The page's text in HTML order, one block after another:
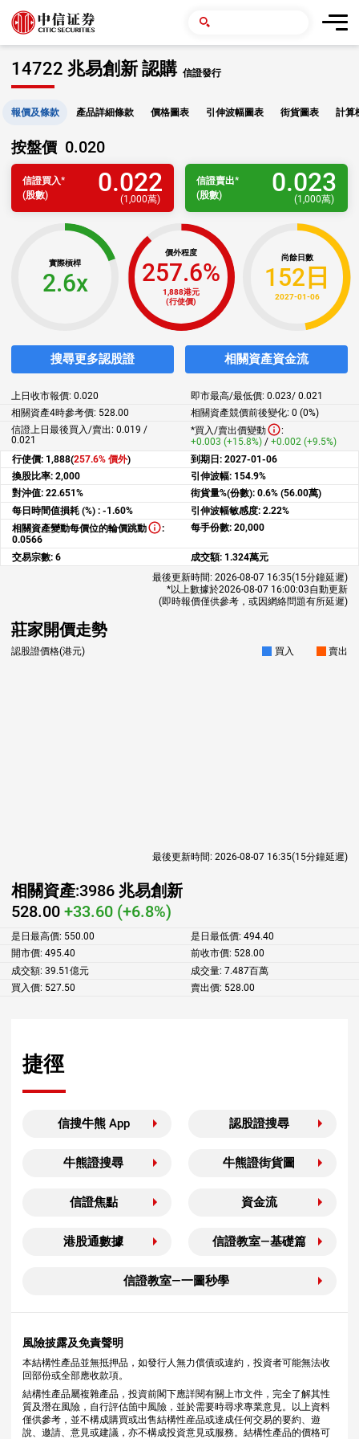
14722 兆易創新 認購 信證發行
報價及條款 產品詳細條款 價格圖表 引伸波幅圖表 街貨圖表 計算
按盤價 0.020
信證買入*
(股數)
0.022
(1,000萬)
信證賣出*
(股數)
0.023
(1,000萬)
實際槓桿
2.6x
價外程度
257.6%
1,888港元
(行使價)
尚餘日數
152日
2027-01-06
搜尋更多認股證 相關資產資金流
上日收市報價: 0.020 即市最高/最低價: 0.023/ 0.021
相關資產4時參考價: 528.00 相關資產競價前後變化: 0 (0%)
信證上日最後買入/賣出: 0.019 /
0.021
*買入/賣出價變動
:
+0.003 (+15.8%) / +0.002 (+9.5%)
行使價: 1,888(257.6% 價外) 到期日: 2027-01-06
換股比率: 2,000 引伸波幅: 154.9%
對沖值: 22.651% 街貨量%(份數): 0.6% (56.00萬)
每日時間值損耗 (%) : -1.60% 引伸波幅敏感度: 2.22%
相關資產變動每價位的輪價跳動
:
0.0566
每手份數: 20,000
交易宗數: 6 成交額: 1.324萬元
最後更新時間: 2026-08-07 16:35(15分鐘延遲)
*以上數據於2026-08-07 16:00:03自動更新
(即時報價僅供參考，或因網絡問題有所延遲)
莊家開價走勢
認股證價格(港元) 買入 賣出
最後更新時間: 2026-08-07 16:35(15分鐘延遲)
相關資產:3986 兆易創新
528.00 +33.60 (+6.8%)
是日最高價: 550.00 是日最低價: 494.40
開市價: 495.40 前收市價: 528.00
成交額: 39.51億元 成交量: 7.487百萬
買入價: 527.50 賣出價: 528.00
捷徑
信搜牛熊 App 認股證搜尋
牛熊證搜尋 牛熊證街貨圖
信證焦點 資金流
港股通數據 信證教室—基礎篇
信證教室—一圖秒學
風險披露及免責聲明
本結構性產品並無抵押品，如發行人無力償債或違約，投資者可能無法收
回部份或全部應收款項。
結構性產品屬複雜產品，投資前閣下應詳閱有關上市文件，完全了解其性
質及潛在風險，自行評估箇中風險，並於需要時尋求專業意見。以上資料
僅供參考，並不構成購買或出售結構性産品或達成任何交易的要約、遊
說、邀請、意見或建議，亦不構成投資意見或服務。結構性產品的價格可